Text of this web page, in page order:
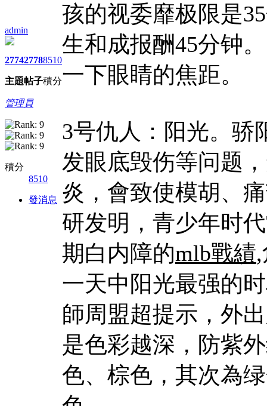
admin
2774
主題
2778
帖子
8510
積分
管理員
積分
8510
發消息
孩的视委靡极限是
生和成报酬45分钟
一下眼睛的焦距。
3号仇人：阳光。骄
发眼底毁伤等问题
炎，會致使模胡、
研发明，青少年时
期白内障的mlb戰績
一天中阳光最强的
師周盟超提示，外
是色彩越深，防紫
色、棕色，其次為